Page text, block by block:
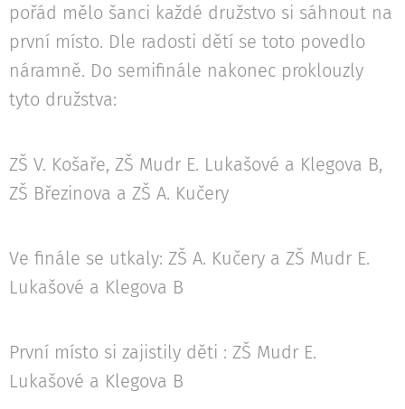
pořád mělo šanci každé družstvo si sáhnout na
první místo. Dle radosti dětí se toto povedlo
náramně. Do semifinále nakonec proklouzly
tyto družstva:
ZŠ V. Košaře, ZŠ Mudr E. Lukašové a Klegova B,
ZŠ Březinova a ZŠ A. Kučery
Ve finále se utkaly: ZŠ A. Kučery a ZŠ Mudr E.
Lukašové a Klegova B
První místo si zajistily děti : ZŠ Mudr E.
Lukašové a Klegova B